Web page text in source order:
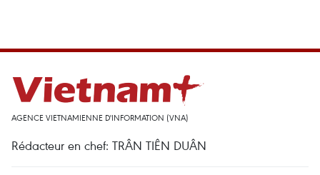
AGENCE VIETNAMIENNE D'INFORMATION (VNA)
Rédacteur en chef: TRÂN TIÊN DUÂN